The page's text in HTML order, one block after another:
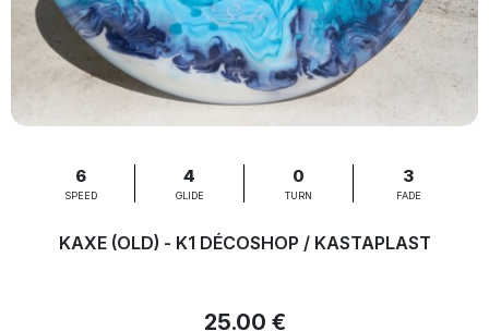
6
SPEED
4
GLIDE
0
TURN
3
FADE
KAXE (OLD) - K1 DÉCOSHOP / KASTAPLAST
25.00 €